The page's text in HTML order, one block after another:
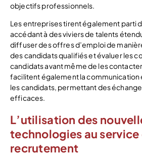
objectifs professionnels.
Les entreprises tirent également parti
accédant à des viviers de talents
diffuser des offres d’emploi de
des candidats qualifiés et évaluer les
candidats avant même de les
facilitent également la communication
les candidats, permettant des
efficaces.
L’utilisation des
technologies au service
recrutement